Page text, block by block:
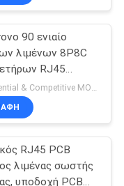
16
90 ενιαίο
λιμένων 8P8C
RJ45
βαθμού -
Preferential & Competitive MOQ:2000
RJ45 PCB
λιμένας σωστής
υποδοχή PCB